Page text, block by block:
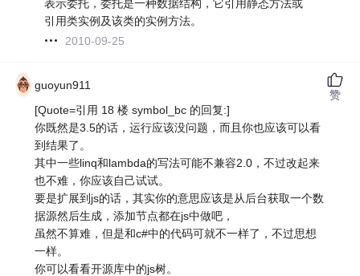
表示委托，委托是一种数据结构，它引用静态方法或
引用类实例及该类的实例方法。
2010-09-25
guoyun911
[Quote=引用 18 楼 symbol_bc 的回复:]
你既然是3.5的话，运行应该没问题，而且你也应该可以看
到结果了。
其中一些linq和lambda的写法可能不兼容2.0，不过改起来
也不难，你应该自己试试。
要是扩展到js的话，其实你的意思应该是从后台获取一个数
据源然后生成，添加节点都在js中做吧，
虽然不算难，但是和c#中的代码可就不一样了，不过思想
一样。
你可以看看开源库中的js树。
赞